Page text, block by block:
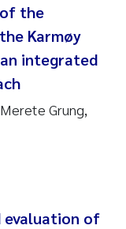
the
Karmøy
integrated
Grung,
evaluation of